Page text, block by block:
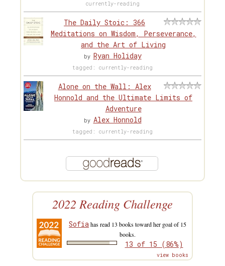
currently-reading
The Daily Stoic: 366
Meditations on Wisdom, Perseverance,
and the Art of Living
by Ryan Holiday
tagged: currently-reading
Alone on the Wall: Alex
Honnold and the Ultimate Limits of
Adventure
by Alex Honnold
tagged: currently-reading
2022 Reading Challenge
Sofiahas read 13 books toward her goal of 15
books.
13 of 15 (86%)
view books